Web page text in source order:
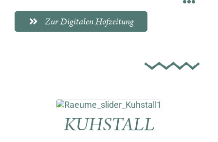
Zur Digitalen Hofzeitung
KUHSTALL